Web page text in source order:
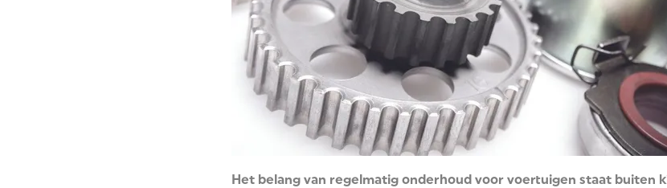
Het belang van regelmatig onderhoud voor voertuigen staat buiten